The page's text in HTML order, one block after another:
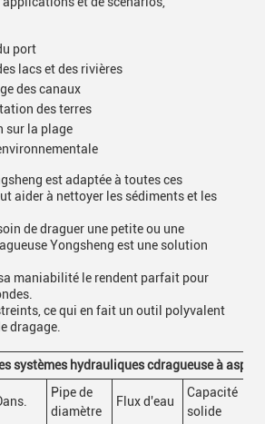
port
lacs et des rivières
des canaux
des terres
sur la plage
est adaptée à toutes ces
aider à nettoyer les sédiments et les
de draguer une petite ou une
Yongsheng est une solution
maniabilité le rendent parfait pour
ce qui en fait un outil polyvalent
dragage.
systèmes hydrauliques cdragueuse à
Pipe de
diamètre
Flux d'eau
Capacité
solide